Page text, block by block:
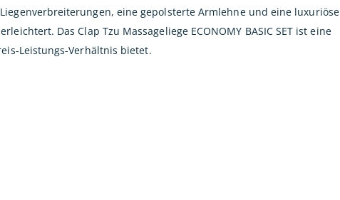
eine gepolsterte Armlehne und eine luxuriöse
Das Clap Tzu Massageliege ECONOMY BASIC SET ist eine
Leistungs-Verhältnis bietet.